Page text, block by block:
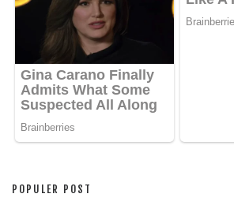
POPULER POST